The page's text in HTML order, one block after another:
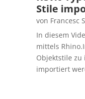
Stile
von Francesc
In diesem
mittels
Objektstile zu
importiert